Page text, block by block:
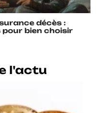
décès :
bien choisir
l'actu